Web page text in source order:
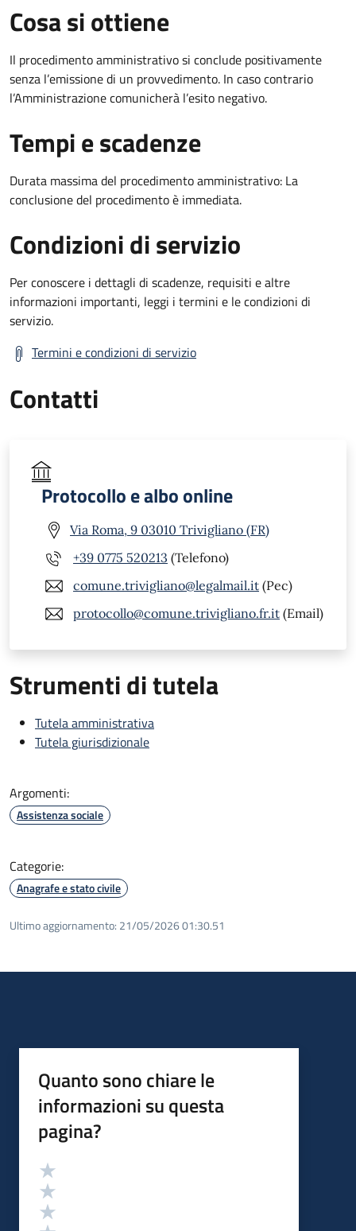
Cosa si ottiene
Il procedimento amministrativo si conclude positivamente
senza l’emissione di un provvedimento. In caso contrario
l’Amministrazione comunicherà l’esito negativo.
Tempi e scadenze
Durata massima del procedimento amministrativo: La
conclusione del procedimento è immediata.
Condizioni di servizio
Per conoscere i dettagli di scadenze, requisiti e altre
informazioni importanti, leggi i termini e le condizioni di
servizio.
Termini e condizioni di servizio
Contatti
Protocollo e albo online
Via Roma, 9 03010 Trivigliano (FR)
+39 0775 520213 (Telefono)
comune.trivigliano@legalmail.it (Pec)
protocollo@comune.trivigliano.fr.it (Email)
Strumenti di tutela
Tutela amministrativa
Tutela giurisdizionale
Argomenti:
Assistenza sociale
Categorie:
Anagrafe e stato civile
Ultimo aggiornamento: 21/05/2026 01:30.51
Quanto sono chiare le
informazioni su questa
pagina?
Valutazione